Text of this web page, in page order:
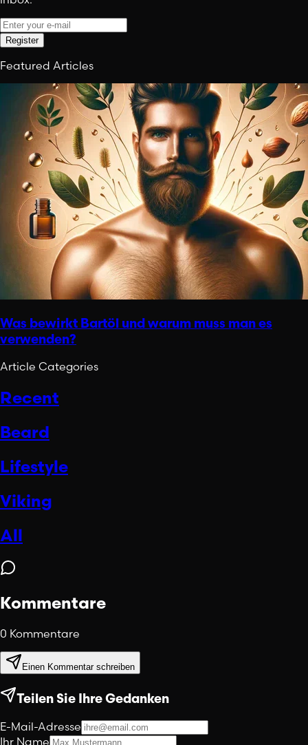
Register
Featured Articles
Was bewirkt Bartöl und warum muss man es
verwenden?
Article Categories
Recent
Beard
Lifestyle
Viking
All
Kommentare
0 Kommentare
Einen Kommentar schreiben
Teilen Sie Ihre Gedanken
E-Mail-Adresse
Ihr Name